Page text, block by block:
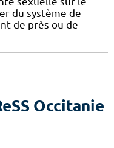
du système de
de près ou de
Occitanie